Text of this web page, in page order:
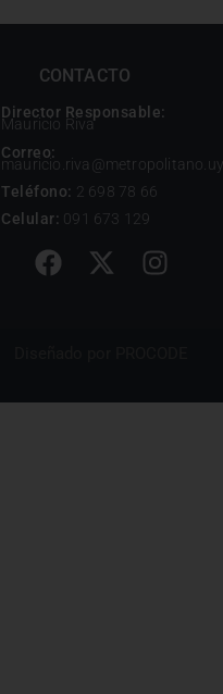
CONTACTO
Director Responsable:
Mauricio Riva
Correo:
mauricio.riva@metropolitano.uy
Teléfono: 2 698 78 66
Celular: 091 673 129